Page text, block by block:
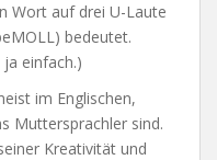
Wort auf drei U-Laute
bedeutet.
einfach.)
im Englischen,
Muttersprachler sind.
Kreativität und